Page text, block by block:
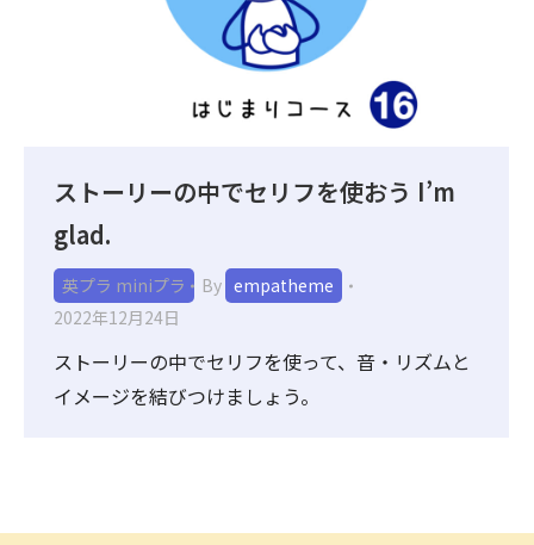
ストーリーの中でセリフを使おう I’m
glad.
英プラ miniプラ By empatheme
2022年12月24日
ストーリーの中でセリフを使って、音・リズムと
イメージを結びつけましょう。